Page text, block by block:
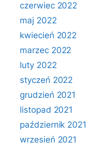
czerwiec 2022
maj 2022
kwiecień 2022
marzec 2022
luty 2022
styczeń 2022
grudzień 2021
listopad 2021
październik 2021
wrzesień 2021